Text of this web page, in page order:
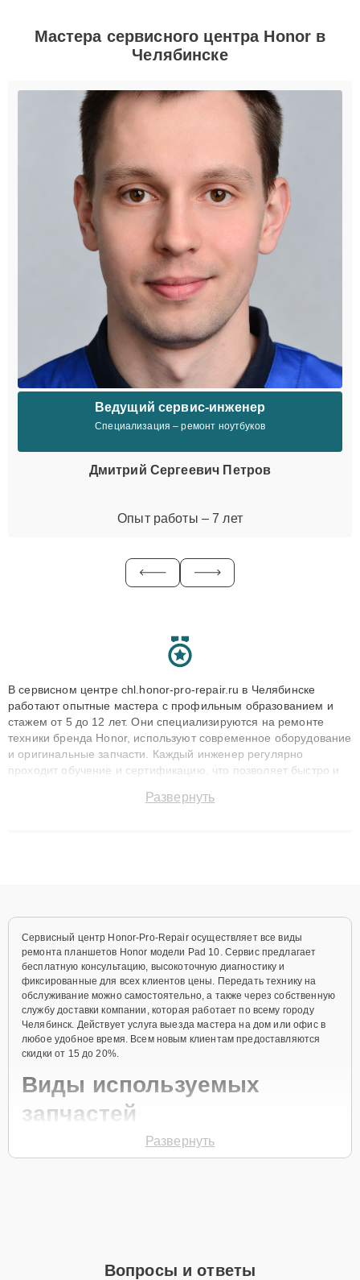
Мастера сервисного центра Honor в
Челябинске
Ведущий сервис-инженер
Специализация – ремонт ноутбуков
Дмитрий Сергеевич Петров
Опыт работы – 7 лет
В сервисном центре chl.honor-pro-repair.ru в Челябинске
работают опытные мастера с профильным образованием и
стажем от 5 до 12 лет. Они специализируются на ремонте
техники бренда Honor, используют современное оборудование
и оригинальные запчасти. Каждый инженер регулярно
проходит обучение и сертификацию, что позволяет быстро и
сохранением гарантии до 3 лет. Наши мастера решают
Развернуть
Сервисный центр Honor-Pro-Repair осуществляет все виды
ремонта планшетов Honor модели Pad 10. Сервис предлагает
бесплатную консультацию, высокоточную диагностику и
фиксированные для всех клиентов цены. Передать технику на
обслуживание можно самостоятельно, а также через собственную
службу доставки компании, которая работает по всему городу
Челябинск. Действует услуга выезда мастера на дом или офис в
любое удобное время. Всем новым клиентам предоставляются
скидки от 15 до 20%.
Виды используемых
запчастей
Для ремонта планшета модели Pad 10 предлагаются как
активное использование устройства дольше
Развернуть
Вопросы и ответы